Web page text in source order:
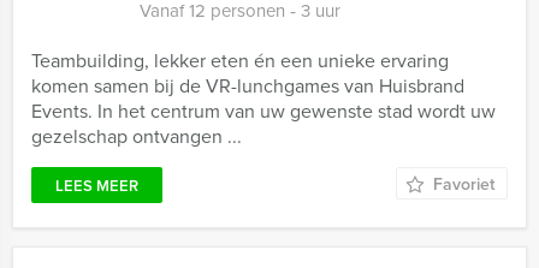
Vanaf 12 personen ‐ 3 uur
Teambuilding, lekker eten én een unieke ervaring
komen samen bij de VR-lunchgames van Huisbrand
Events. In het centrum van uw gewenste stad wordt uw
gezelschap ontvangen ...
LEES MEER Favoriet